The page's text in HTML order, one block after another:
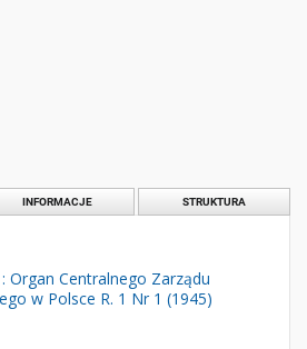
INFORMACJE STRUKTURA
Organ Centralnego Zarządu
w Polsce R. 1 Nr 1 (1945)